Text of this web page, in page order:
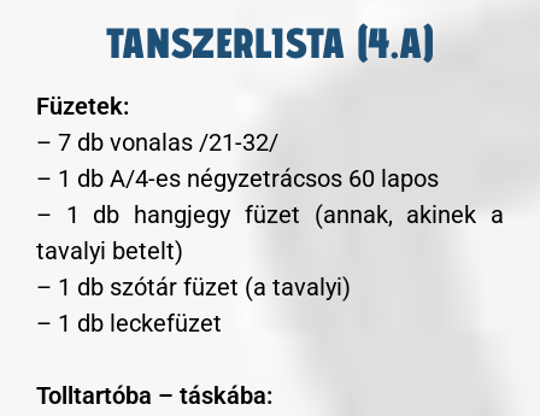
TANSZERLISTA (4.A)
Füzetek:
– 7 db vonalas /21-32/
– 1 db A/4-es négyzetrácsos 60 lapos
– 1 db hangjegy füzet (annak, akinek a
tavalyi betelt)
– 1 db szótár füzet (a tavalyi)
– 1 db leckefüzet
Tolltartóba – táskába: